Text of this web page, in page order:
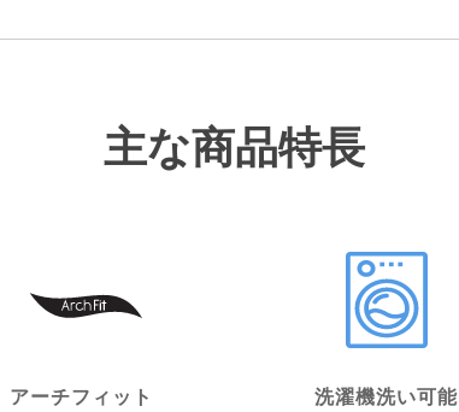
主な商品特長
アーチフィット 洗濯機洗い可能